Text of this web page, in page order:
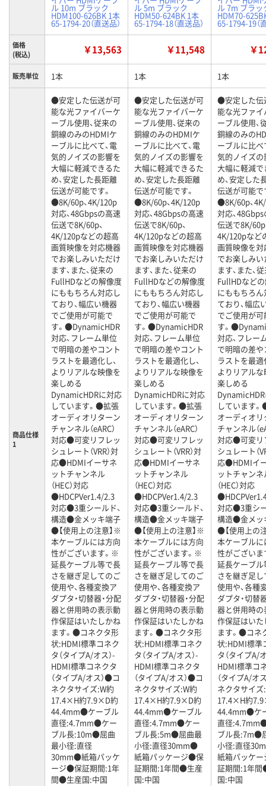
ル 10m ブラック
HDM100-626BK 1本
65-1794-20（直送品）
ル 5m ブラック
HDM50-624BK 1本
65-1794-18（直送品）
ル 7m ブラッ
HDM70-
65-1794-19（
価格
(税込)
￥13,563 ￥11,548 ￥
販売単位 1本 1本 1本
商品仕様
1
●安定した伝送が可
能な光ファイバーケ
ーブル使用、従来の
銅線のみのHDMIケ
ーブルに比べて、電
気的ノイズの影響を
大幅に軽減できるた
め、安定した長距離
伝送が可能です。
●8K/60p、4K/120p
対応、48Gbpsの高速
伝送で8K/60p、
4K/120pなどの超高
画質映像を対応機器
でお楽しみいただけ
ます、また、従来の
FullHDなどの解像度
にももちろん対応し
ており、幅広い機器
でご使用が可能で
す。●DynamicHDR
対応、フレーム単位
で明暗の差やコント
ラストを最適化し、
よりリアルな映像を
楽しめる
DynamicHDRに対応
しています。●拡張
オーディオリターン
チャンネル（eARC）
対応●可変リフレッ
シュレート（VRR）対
応●HDMIイーサネ
ットチャンネル
（HEC）対応
●HDCPVer1.4/2.3
対応●3重シールド、
構造●金メッキ端子
●【使用上の注意】※
本ケーブルには方向
性がございます。※
延長ケーブル等で長
さを継ぎ足してのご
使用や、各種変換ア
ダプタ・切替器・分配
器と併用時の表示動
作保証はいたしかね
ます。●コネクタ形
状:HDMI標準コネク
タ（タイプA/オス）-
HDMI標準コネクタ
（タイプA/オス）●コ
ネクタサイズ:W約
17.4×H約7.9×D約
44.4mm●ケーブル
直径:4.7mm●ケー
ブル長:10m●屈曲
最小径:直径
30mm●紙箱パッケ
ージ●保証期間:1年
間●生産国:中国
●安定した伝送が可
能な光ファイバーケ
ーブル使用、従来の
銅線のみのHDMIケ
ーブルに比べて、電
気的ノイズの影響を
大幅に軽減できるた
め、安定した長距離
伝送が可能です。
●8K/60p、4K/120p
対応、48Gbpsの高速
伝送で8K/60p、
4K/120pなどの超高
画質映像を対応機器
でお楽しみいただけ
ます、また、従来の
FullHDなどの解像度
にももちろん対応し
ており、幅広い機器
でご使用が可能で
す。●DynamicHDR
対応、フレーム単位
で明暗の差やコント
ラストを最適化し、
よりリアルな映像を
楽しめる
DynamicHDRに対応
しています。●拡張
オーディオリターン
チャンネル（eARC）
対応●可変リフレッ
シュレート（VRR）対
応●HDMIイーサネ
ットチャンネル
（HEC）対応
●HDCPVer1.4/2.3
対応●3重シールド、
構造●金メッキ端子
●【使用上の注意】※
本ケーブルには方向
性がございます。※
延長ケーブル等で長
さを継ぎ足してのご
使用や、各種変換ア
ダプタ・切替器・分配
器と併用時の表示動
作保証はいたしかね
ます。●コネクタ形
状:HDMI標準コネク
タ（タイプA/オス）-
HDMI標準コネクタ
（タイプA/オス）●コ
ネクタサイズ:W約
17.4×H約7.9×D約
44.4mm●ケーブル
直径:4.7mm●ケー
ブル長:5m●屈曲最
小径:直径30mm●
紙箱パッケージ●保
証期間:1年間●生産
国:中国
●安定した伝
能な光ファイ
ーブル使用、
銅線のみの
ーブルに比べ
気的ノイズの
大幅に軽減で
め、安定した
伝送が可能で
●8K/60p、
対応、
伝送で8K/60p
4K/120pなど
画質映像を対
でお楽しみ
ます、また、
FullHDなど
にももちろ
ており、幅広
でご使用が可
す。
対応、フレー
で明暗の差
ラストを最適
よりリアル
楽しめる
しています
オーディオ
チャンネル（
対応●可変リ
シュレート（
応●HDMIイ
ットチャンネ
（HEC）対応
対応●3重シ
構造●金メッ
●【使用上の
本ケーブルに
性がござい
延長ケーブル
さを継ぎ足
使用や、各種
ダプタ・切替
器と併用時の
作保証はいた
ます。●コネ
状:HDMI標準
タ（タイプA/
HDMI標準コ
（タイプA/オ
ネクタサイズ
17.4×H約
44.4mm●ケ
直径
ブル長:7m●
小径:直径
紙箱パッケ
証期間:1年
国:中国